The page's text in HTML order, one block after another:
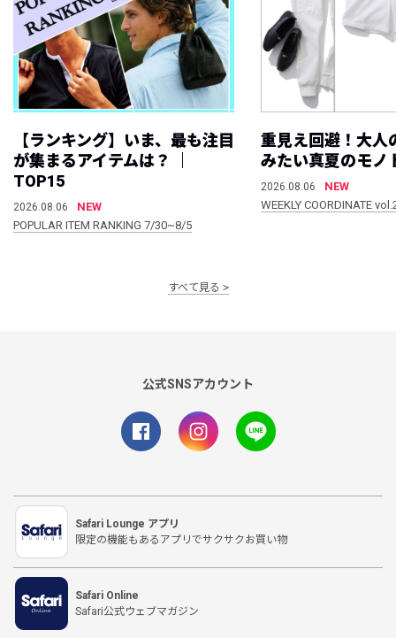
【ランキング】いま、最も注目
が集まるアイテムは？ ｜
TOP15
2026.08.06
NEW
POPULAR ITEM RANKING 7/30~8/5
重見え回避！大人
みたい真夏のモノ
2026.08.06
NEW
WEEKLY COORDINATE
すべて見る
公式SNSアカウント
Safari Lounge アプリ
限定の機能もあるアプリでサクサクお買い物
Safari Online
Safari公式ウェブマガジン